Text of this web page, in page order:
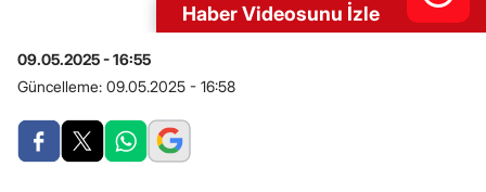
Haber Videosunu İzle
09.05.2025 - 16:55
Güncelleme: 09.05.2025 - 16:58